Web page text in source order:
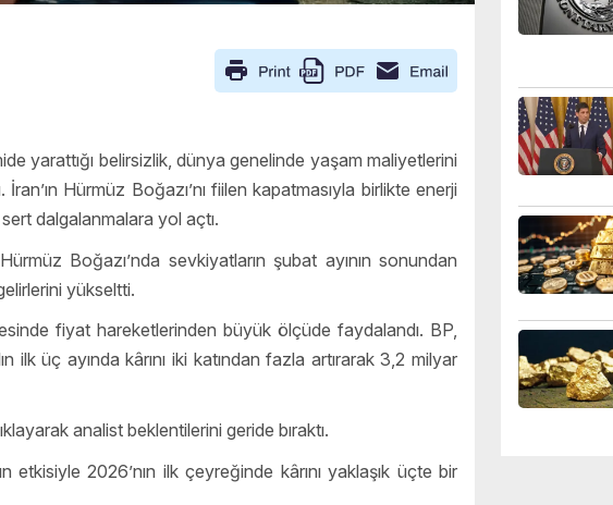
yarattığı belirsizlik, dünya genelinde yaşam maliyetlerini
Hürmüz Boğazı’nı fiilen kapatmasıyla birlikte enerji
dalgalanmalara yol açtı.
Boğazı’nda sevkiyatların şubat ayının sonundan
yükseltti.
fiyat hareketlerinden büyük ölçüde faydalandı. BP,
ilk üç ayında kârını iki katından fazla artırarak 3,2 milyar
analist beklentilerini geride bıraktı.
2026’nın ilk çeyreğinde kârını yaklaşık üçte bir